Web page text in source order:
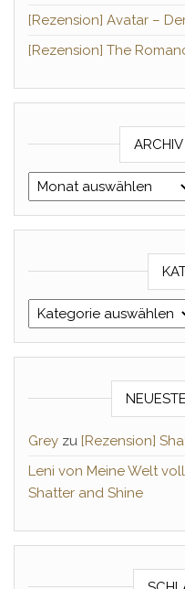
[Rezension] Avatar –
[Rezension] The
Archiv Monat/Jahr
Kategorien
Grey zu [Rezension]
Leni von Meine Welt
Shatter and Shine